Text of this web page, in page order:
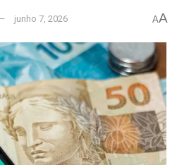
junho 7, 2026 AA